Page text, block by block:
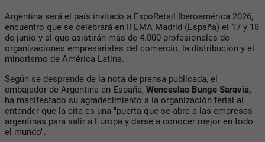
Argentina será el país invitado a ExpoRetail Iberoamérica 2026,
encuentro que se celebrará en IFEMA Madrid (España) el 17 y 18
de junio y al que asistirán más de 4.000 profesionales de
organizaciones empresariales del comercio, la distribución y el
minorismo de América Latina.
Según se desprende de la nota de prensa publicada, el
embajador de Argentina en España, Wenceslao Bunge Saravia,
ha manifestado su agradecimiento a la organización ferial al
entender que la cita es una "puerta que se abre a las empresas
argentinas para salir a Europa y darse a conocer mejor en todo
el mundo".